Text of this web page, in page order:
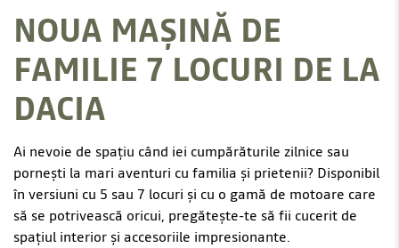
NOUA MAȘINĂ DE
FAMILIE 7 LOCURI DE LA
DACIA
Ai nevoie de spațiu când iei cumpărăturile zilnice sau
pornești la mari aventuri cu familia și prietenii? Disponibil
în versiuni cu 5 sau 7 locuri și cu o gamă de motoare care
să se potrivească oricui, pregătește-te să fii cucerit de
spațiul interior și accesoriile impresionante.